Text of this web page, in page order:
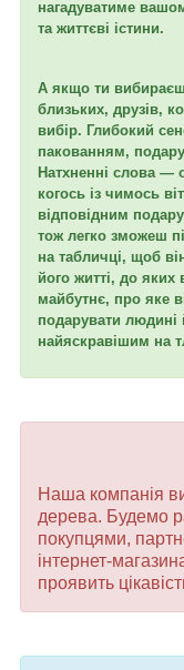
нагадуватиме
та життєві істини.
А якщо ти
близьких, друзів,
вибір. Глибокий
пакованням,
Натхненні слова
когось із чимось
відповідним
тож легко зможеш
на табличці, щоб
його житті, до
майбутнє, про яке
подарувати
найяскравішим на
Наша компанія
дерева. Будемо
покупцями,
інтернет-
проявить